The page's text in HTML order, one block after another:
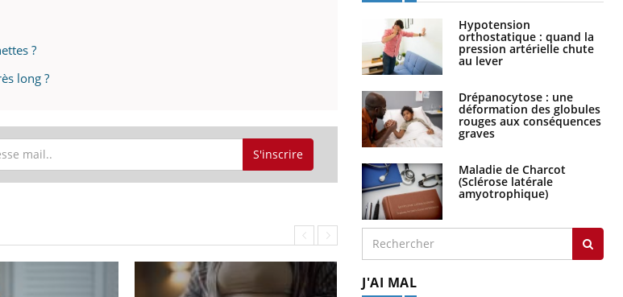
?
long ?
S'inscrire
Hypotension
orthostatique : quand la
pression artérielle chute
au lever
Drépanocytose : une
déformation des globules
rouges aux conséquences
graves
Maladie de Charcot
(Sclérose latérale
amyotrophique)
J'AI MAL